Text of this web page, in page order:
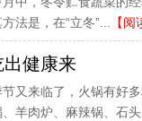
法是，在“立冬”...
【
健康来
又来临了，火锅有好
羊肉炉、麻辣锅、石